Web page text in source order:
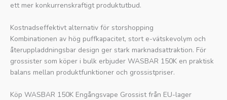
ett mer konkurrenskraftigt produktutbud.
Kostnadseffektivt alternativ för storshopping
Kombinationen av hög puffkapacitet, stort e-vätskevolym och
återuppladdningsbar design ger stark marknadsattraktion. För
grossister som köper i bulk erbjuder WASBAR 150K en praktisk
balans mellan produktfunktioner och grossistpriser.
Köp WASBAR 150K Engångsvape Grossist från EU-lager